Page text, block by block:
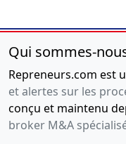
Qui sommes-
Repreneurs.com est
et alertes sur les
conçu et maintenu
broker M&A